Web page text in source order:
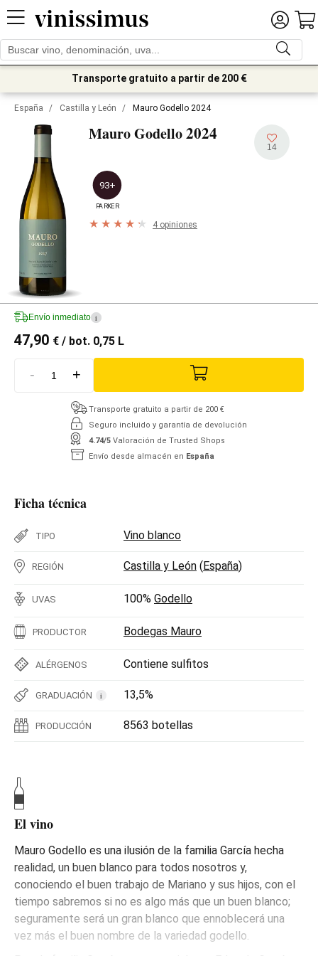
Transporte gratuito a partir de 200 €
España / Castilla y León / Mauro Godello 2024
Mauro Godello2024
14
93+
PARKER
4 opiniones
Envío inmediato i
47,90 € / bot. 0,75 L
- +
Transporte gratuito a partir de 200 €
Seguro incluido y garantía de devolución
4.74/5 Valoración de Trusted Shops
Envío desde almacén en España
Ficha técnica
TIPO Vino blanco
REGIÓN Castilla y León (España)
UVAS 100% Godello
PRODUCTOR Bodegas Mauro
ALÉRGENOS Contiene sulfitos
GRADUACIÓN i 13,5%
PRODUCCIÓN 8563 botellas
El vino
Mauro Godello es una ilusión de la familia García hecha
realidad, un buen blanco para todos nosotros y,
conociendo el buen trabajo de Mariano y sus hijos, con el
tiempo sabremos si no es algo más que un buen blanco;
seguramente será un gran blanco que ennoblecerá una
vez más el buen nombre de la variedad godello.